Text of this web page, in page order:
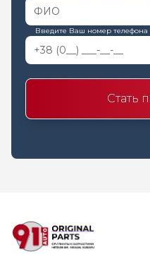
Введите Ваш номер телефона
Стать